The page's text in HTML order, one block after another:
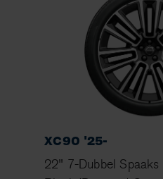
XC90 '25-
22" 7-Dubbel Spaaks